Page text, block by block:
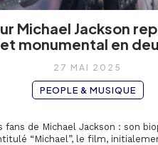
Michael Jackson
monumental en
27 MAI 2025
PEOPLE & MUSIQUE
de Michael Jackson : son
“Michael”, le film,